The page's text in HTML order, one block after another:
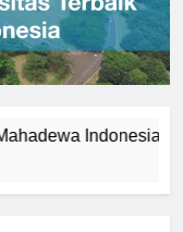
Indonesia